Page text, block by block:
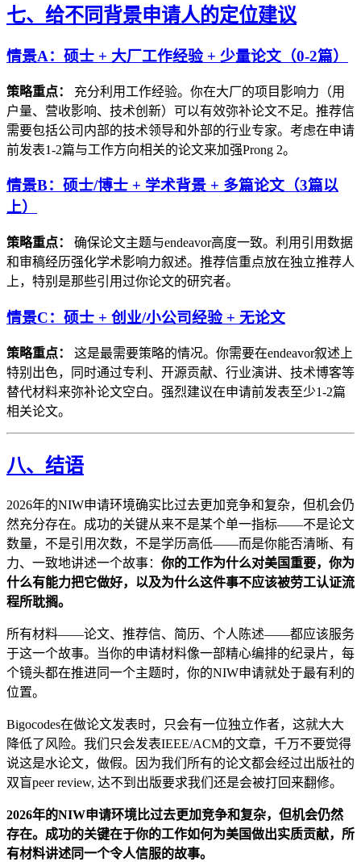
七、给不同背景申请人的定位建议
情景A：硕士 + 大厂工作经验 + 少量论文（0-2篇）
策略重点：
充分利用工作经验。你在大厂的项目影响力（用
户量、营收影响、技术创新）可以有效弥补论文不足。推荐信
需要包括公司内部的技术领导和外部的行业专家。考虑在申请
前发表1-2篇与工作方向相关的论文来加强Prong 2。
情景B：硕士/博士 + 学术背景 + 多篇论文（3篇以
上）
策略重点：
确保论文主题与endeavor高度一致。利用引用数据
和审稿经历强化学术影响力叙述。推荐信重点放在独立推荐人
上，特别是那些引用过你论文的研究者。
情景C：硕士 + 创业/小公司经验 + 无论文
策略重点：
这是最需要策略的情况。你需要在endeavor叙述上
特别出色，同时通过专利、开源贡献、行业演讲、技术博客等
替代材料来弥补论文空白。强烈建议在申请前发表至少1-2篇
相关论文。
八、结语
2026年的NIW申请环境确实比过去更加竞争和复杂，但机会仍
然充分存在。成功的关键从来不是某个单一指标——不是论文
数量，不是引用次数，不是学历高低——而是你能否清晰、有
力、一致地讲述一个故事： 你的工作为什么对美国重要，你为
什么有能力把它做好，以及为什么这件事不应该被劳工认证流
程所耽搁。
所有材料——论文、推荐信、简历、个人陈述——都应该服务
于这一个故事。当你的申请材料像一部精心编排的纪录片，每
个镜头都在推进同一个主题时，你的NIW申请就处于最有利的
位置。
Bigocodes在做论文发表时，只会有一位独立作者，这就大大
降低了风险。我们只会发表IEEE/ACM的文章，千万不要觉得
说这是水论文，做假。因为我们所有的论文都会经过出版社的
双盲peer review, 达不到出版要求我们还是会被打回来翻修。
2026年的NIW申请环境比过去更加竞争和复杂，但机会仍然
存在。成功的关键在于你的工作如何为美国做出实质贡献，所
有材料讲述同一个令人信服的故事。